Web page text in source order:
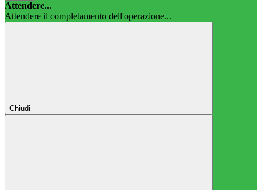
Attendere...
Attendere il completamento dell'operazione...
Chiudi